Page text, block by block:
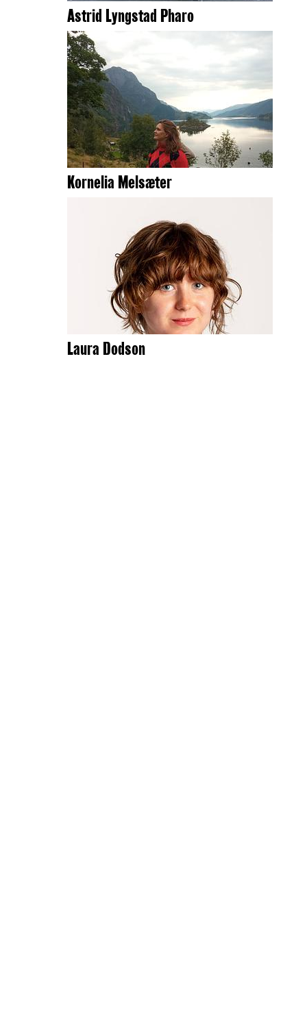
Astrid Lyngstad Pharo
Kornelia Melsæter
Laura Dodson